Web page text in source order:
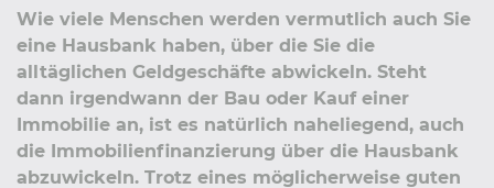
Wie viele Menschen werden vermutlich auch Sie
eine Hausbank haben, über die Sie die
alltäglichen Geldgeschäfte abwickeln. Steht
dann irgendwann der Bau oder Kauf einer
Immobilie an, ist es natürlich naheliegend, auch
die Immobilienfinanzierung über die Hausbank
abzuwickeln. Trotz eines möglicherweise guten